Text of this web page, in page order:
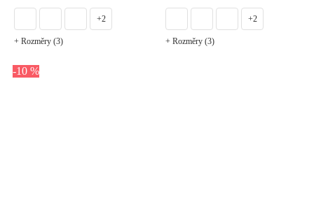
+2
+ Rozměry (3)
+2
+ Rozměry (3)
-10 %